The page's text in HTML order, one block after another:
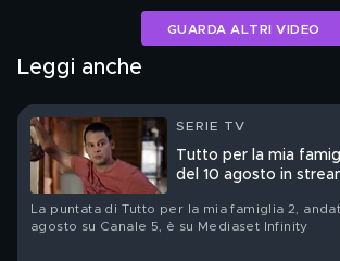
GUARDA ALTRI VIDEO
Leggi anche
SERIE TV
Tutto per la mia
del 10 agosto in
La puntata di Tutto per la mia famiglia 2,
agosto su Canale 5, è su Mediaset Infinity